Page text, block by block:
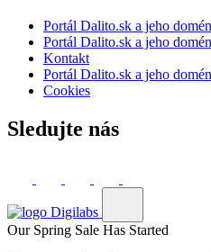
Portál Dalito.sk a jeho
Portál Dalito.sk a jeho
Kontakt
Portál Dalito.sk a jeho
Cookies
Sledujte nás
Our Spring Sale Has Started